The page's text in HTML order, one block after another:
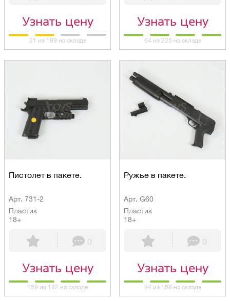
Узнать цену
21 из 199 на складе
Узнать цену
64 из 225 на складе
Пистолет в пакете.
Арт. 731-2
Пластик
18+
0
Узнать цену
159 из 182 на складе
Ружье в пакете.
Арт. G60
Пластик
18+
0
Узнать цену
94 из 158 на складе